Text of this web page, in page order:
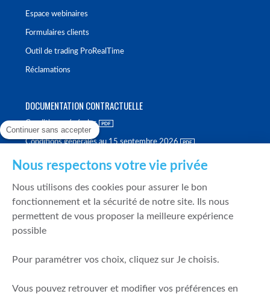
Espace webinaires
Formulaires clients
Outil de trading ProRealTime
Réclamations
DOCUMENTATION CONTRACTUELLE
Conditions générales
Conditions générales au 15 septembre 2026
Politique de meilleure sélection
Politique de durabilité
Fonds de garantie des dépôts et de résolution
Mentions légales
Continuer sans accepter
Nous respectons votre vie privée
Nous utilisons des cookies pour assurer le bon
fonctionnement et la sécurité de notre site. Ils nous
permettent de vous proposer la meilleure expérience
possible
Pour paramétrer vos choix, cliquez sur Je choisis.
Vous pouvez retrouver et modifier vos préférences en